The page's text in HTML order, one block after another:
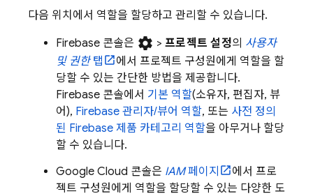
다음 위치에서 역할을 할당하고 관리할 수 있습니다.
Firebase 콘솔은 settings > 프로젝트 설정의 사용자
및 권한탭
에서 프로젝트 구성원에게 역할을 할
당할 수 있는 간단한 방법을 제공합니다.
Firebase 콘솔에서 기본 역할(소유자, 편집자, 뷰
어), Firebase 관리자/뷰어 역할, 또는 사전 정의
된 Firebase 제품 카테고리 역할을 아무거나 할당
할 수 있습니다.
Google Cloud 콘솔은 IAM페이지
에서 프로
젝트 구성원에게 역할을 할당할 수 있는 다양한 도